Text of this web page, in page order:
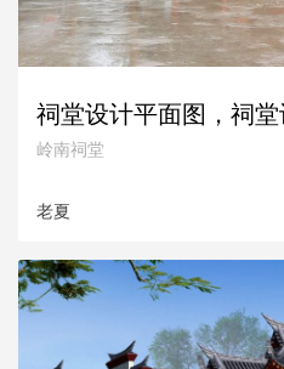
岭南祠堂
老夏